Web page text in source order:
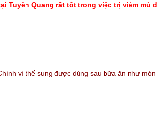
Tuyên Quang rất tốt trong việc trị viêm mủ
vì thế sung được dùng sau bữa ăn như